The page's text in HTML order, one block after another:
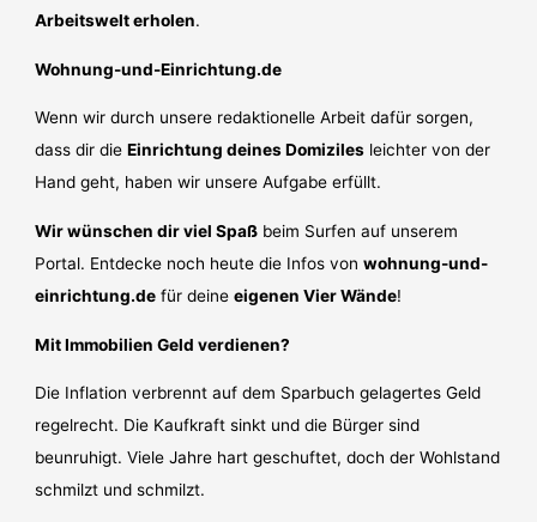
Arbeitswelt erholen.
Wohnung-und-Einrichtung.de
Wenn wir durch unsere redaktionelle Arbeit dafür sorgen,
dass dir dieEinrichtung deines Domiziles leichter von der
Hand geht, haben wir unsere Aufgabe erfüllt.
Wir wünschen dir viel Spaß beim Surfen auf unserem
Portal. Entdecke noch heute die Infos vonwohnung-und-
einrichtung.de für deineeigenen Vier Wände!
Mit Immobilien Geld verdienen?
Die Inflation verbrennt auf dem Sparbuch gelagertes Geld
regelrecht. Die Kaufkraft sinkt und die Bürger sind
beunruhigt. Viele Jahre hart geschuftet, doch der Wohlstand
schmilzt und schmilzt.